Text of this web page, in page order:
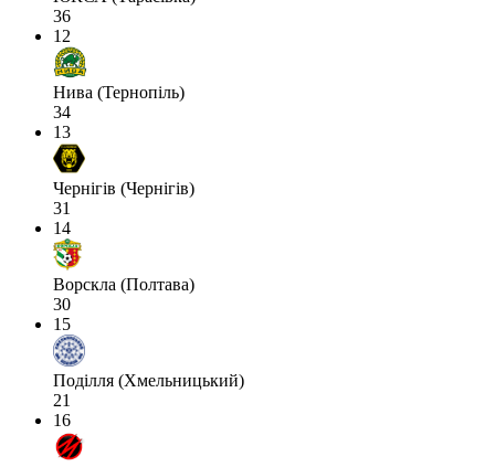
36
12
Нива (Тернопіль)
34
13
Чернігів (Чернігів)
31
14
Ворскла (Полтава)
30
15
Поділля (Хмельницький)
21
16